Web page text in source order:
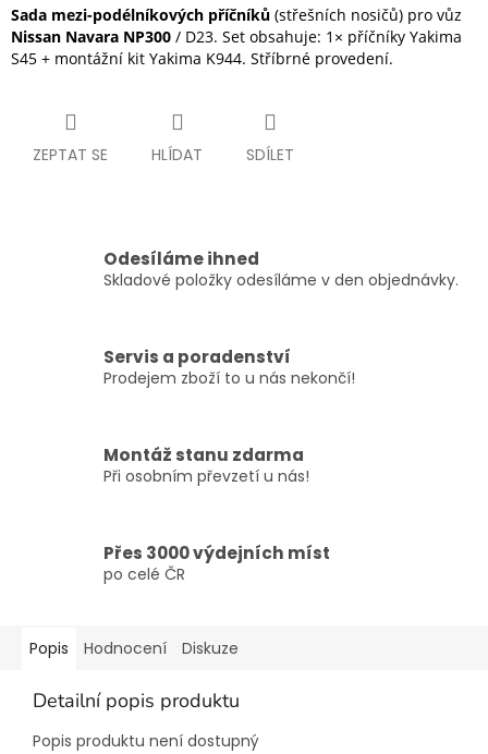
Sada mezi-podélníkových příčníků (střešních nosičů) pro vůz
Nissan Navara NP300 / D23. Set obsahuje: 1× příčníky Yakima
S45 + montážní kit Yakima K944. Stříbrné provedení.
ZEPTAT SE HLÍDAT SDÍLET
Odesíláme ihned
Skladové položky odesíláme v den objednávky.
Servis a poradenství
Prodejem zboží to u nás nekončí!
Montáž stanu zdarma
Při osobním převzetí u nás!
Přes 3000 výdejních míst
po celé ČR
Popis Hodnocení Diskuze
Detailní popis produktu
Popis produktu není dostupný